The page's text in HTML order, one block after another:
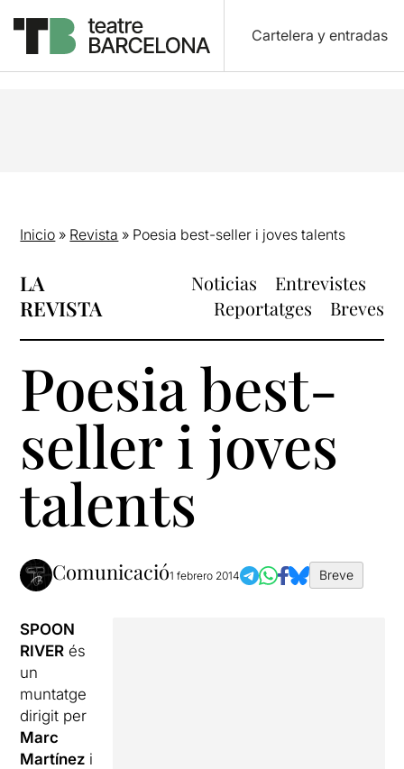
Cartelera y entradas
Inicio » Revista » Poesia best-seller i joves talents
LA
REVISTA
Noticias
Entrevistes
Reportatges
Breves
Poesia best-
seller i joves
talents
Comunicació1 febrero 2014 Breve
SPOON
RIVER és
un
muntatge
dirigit per
Marc
Martínez i